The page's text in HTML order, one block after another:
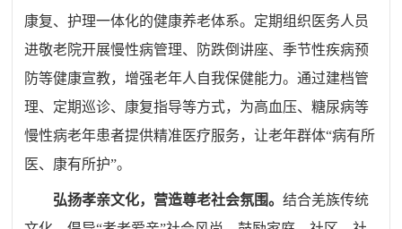
康复、护理一体化的健康养老体系。定期组织医务人员
进敬老院开展慢性病管理、防跌倒讲座、季节性疾病预
防等健康宣教，增强老年人自我保健能力。通过建档管
理、定期巡诊、康复指导等方式，为高血压、糖尿病等
慢性病老年患者提供精准医疗服务，让老年群体“病有所
医、康有所护”。
弘扬孝亲文化，营造尊老社会氛围。结合羌族传统